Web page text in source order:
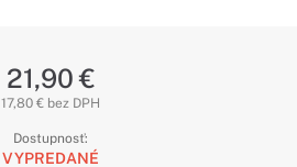
21,90 €
17,80 € bez DPH
Dostupnosť:
VYPREDANÉ